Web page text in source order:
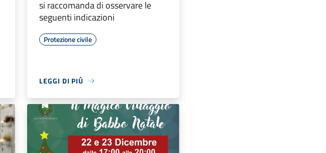
si raccomanda di osservare le
seguenti indicazioni
Protezione civile
LEGGI DI PIÙ